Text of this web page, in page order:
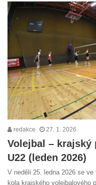
redakce 27. 1. 2026
Volejbal – krajský
U22 (leden 2026)
V neděli 25. ledna 2026 se
kola krajského volejbalového